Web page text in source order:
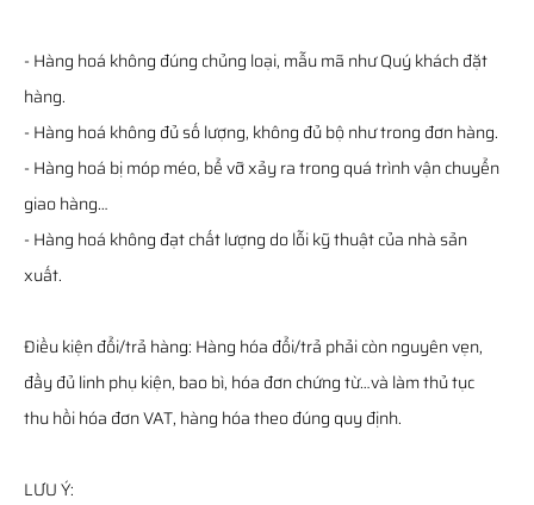
- Hàng hoá không đúng chủng loại, mẫu mã như Quý khách đặt
hàng.
- Hàng hoá không đủ số lượng, không đủ bộ như trong đơn hàng.
- Hàng hoá bị móp méo, bể vỡ xảy ra trong quá trình vận chuyển
giao hàng…
- Hàng hoá không đạt chất lượng do lỗi kỹ thuật của nhà sản
xuất.
Điều kiện đổi/trả hàng: Hàng hóa đổi/trả phải còn nguyên vẹn,
đầy đủ linh phụ kiện, bao bì, hóa đơn chứng từ…và làm thủ tục
thu hồi hóa đơn VAT, hàng hóa theo đúng quy định.
LƯU Ý: